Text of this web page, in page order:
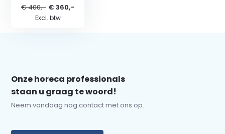
€ 400,- € 360,-
Excl. btw
Onze horeca professionals
staan u graag te woord!
Neem vandaag nog contact met ons op.